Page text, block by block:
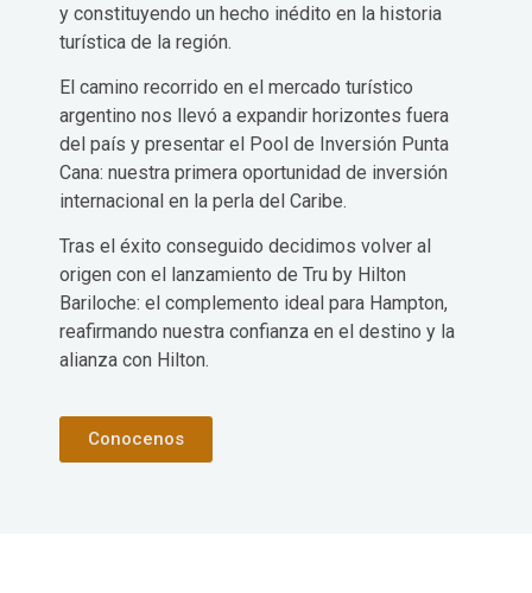
y constituyendo un hecho inédito en la historia
turística de la región.
El camino recorrido en el mercado turístico
argentino nos llevó a expandir horizontes fuera
del país y presentar el Pool de Inversión Punta
Cana: nuestra primera oportunidad de inversión
internacional en la perla del Caribe.
Tras el éxito conseguido decidimos volver al
origen con el lanzamiento de Tru by Hilton
Bariloche: el complemento ideal para Hampton,
reafirmando nuestra confianza en el destino y la
alianza con Hilton.
Conocenos